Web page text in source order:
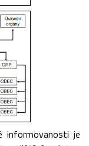
informovanosti je